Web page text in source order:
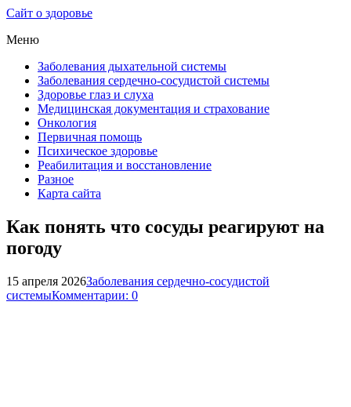
Сайт о здоровье
Меню
Заболевания дыхательной системы
Заболевания сердечно-сосудистой системы
Здоровье глаз и слуха
Медицинская документация и страхование
Онкология
Первичная помощь
Психическое здоровье
Реабилитация и восстановление
Разное
Карта сайта
Как понять что сосуды реагируют на
погоду
15 апреля 2026Заболевания сердечно-сосудистой
системыКомментарии: 0